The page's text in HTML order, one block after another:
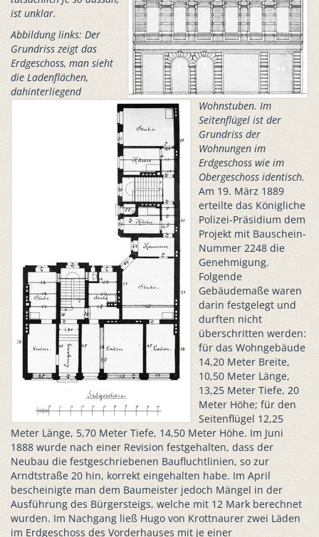
ist unklar.
Abbildung links: Der
Grundriss zeigt das
Erdgeschoss, man sieht
die Ladenflächen,
dahinterliegend
Wohnstuben. Im
Seitenflügel ist der
Grundriss der
Wohnungen im
Erdgeschoss wie im
Obergeschoss identisch.
Am 19. März 1889
erteilte das Königliche
Polizei-Präsidium dem
Projekt mit Bauschein-
Nummer 2248 die
Genehmigung.
Folgende
Gebäudemaße waren
darin festgelegt und
durften nicht
überschritten werden:
für das Wohngebäude
14,20 Meter Breite,
10,50 Meter Länge,
13,25 Meter Tiefe, 20
Meter Höhe; für den
Seitenflügel 12,25
Meter Länge, 5,70 Meter Tiefe, 14,50 Meter Höhe. Im Juni
1888 wurde nach einer Revision festgehalten, dass der
Neubau die festgeschriebenen Baufluchtlinien, so zur
Arndtstraße 20 hin, korrekt eingehalten habe. Im April
bescheinigte man dem Baumeister jedoch Mängel in der
Ausführung des Bürgersteigs, welche mit 12 Mark berechnet
wurden. Im Nachgang ließ Hugo von Krottnaurer zwei Läden
im Erdgeschoss des Vorderhauses mit je einer